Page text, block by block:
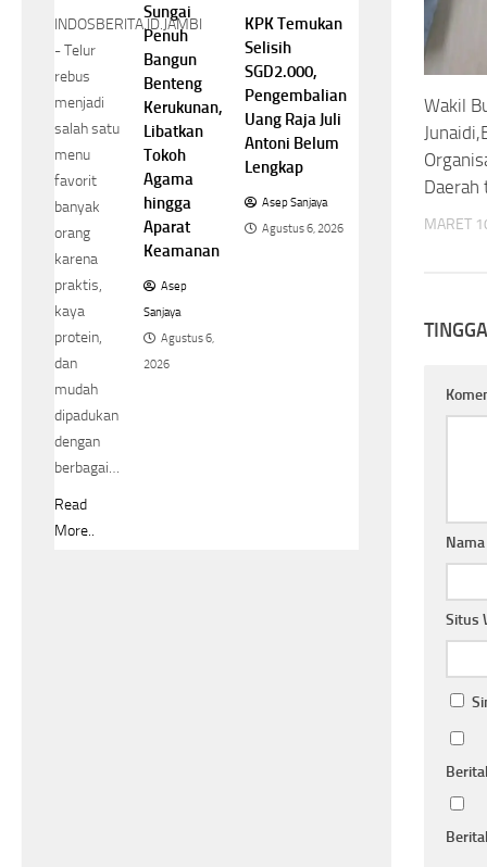
Wakil
MARET
Nama
Situs
INDOSBERITA.ID.JAMBI
- Telur
rebus
menjadi
salah satu
menu
favorit
banyak
orang
karena
praktis,
kaya
protein,
dan
mudah
dipadukan
dengan
berbagai…
Read
More..
Sungai
Penuh
Bangun
Benteng
Kerukunan,
Libatkan
Tokoh
Agama
hingga
Aparat
Keamanan
Asep
Sanjaya
Agustus 6,
2026
KPK Temukan
Selisih
SGD2.000,
Pengembalian
Uang Raja Juli
Antoni Belum
Lengkap
Asep Sanjaya
Agustus 6, 2026